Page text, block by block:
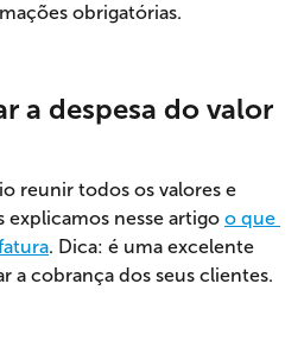
obrigatórias.
a despesa do valor
reunir todos os valores e
explicamos nesse artigo o que
. Dica: é uma excelente
a cobrança dos seus clientes.